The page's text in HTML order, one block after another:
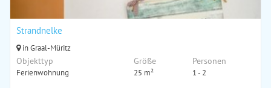
Strandnelke
in Graal-Müritz
Objekttyp
Ferienwohnung
Größe
25 m²
Personen
1 - 2